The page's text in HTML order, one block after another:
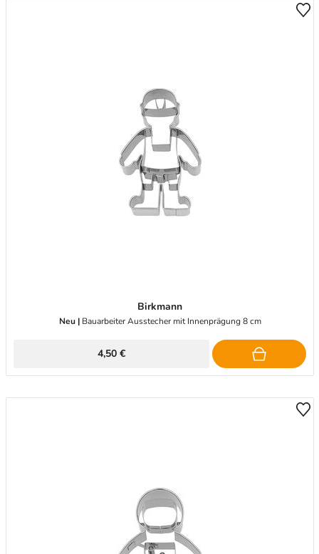
Birkmann
Neu | Bauarbeiter Ausstecher mit Innenprägung 8 cm
4,50 €